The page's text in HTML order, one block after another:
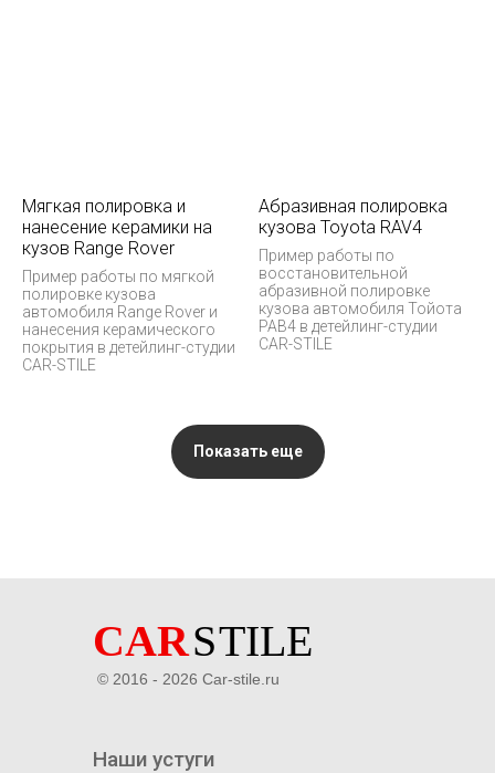
Мягкая полировка и
нанесение керамики на
кузов Range Rover
Пример работы по мягкой
полировке кузова
автомобиля Range Rover и
нанесения керамического
покрытия в детейлинг-студии
CAR-STILE
Абразивная полировка
кузова Toyota RAV4
Пример работы по
восстановительной
абразивной полировке
кузова автомобиля Тойота
РАВ4 в детейлинг-студии
CAR-STILE
Показать еще
Наши устуги
© 2016 - 2026 Car-stile.ru